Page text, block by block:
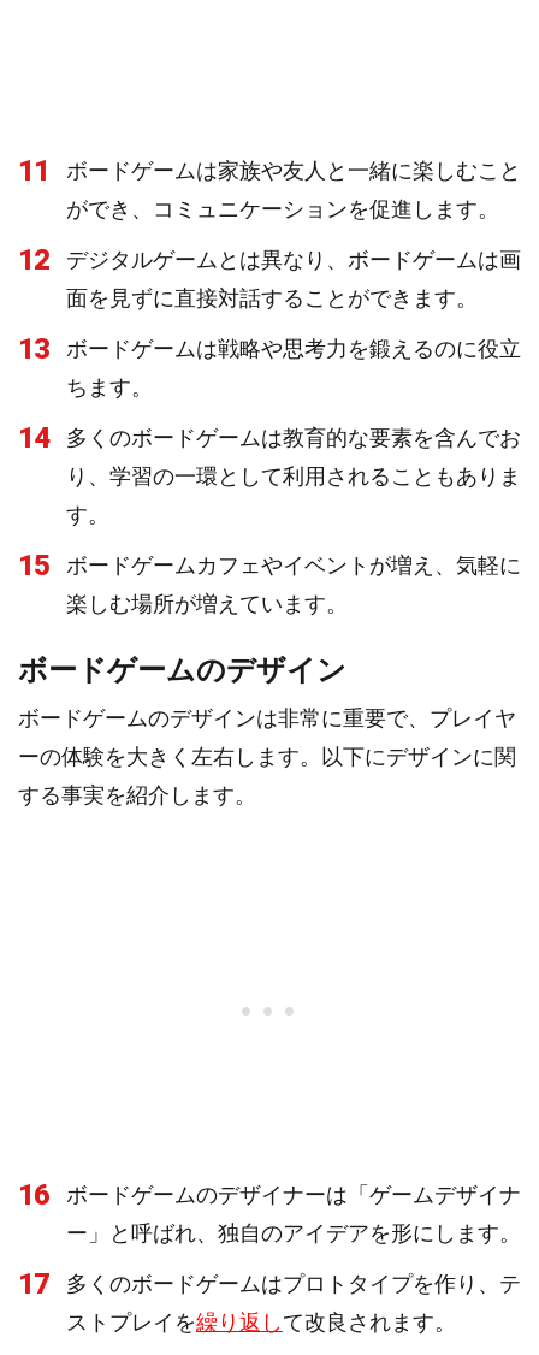
11
ボードゲームは家族や友人と一緒に楽しむこと
ができ、コミュニケーションを促進します。
12
デジタルゲームとは異なり、ボードゲームは画
面を見ずに直接対話することができます。
13
ボードゲームは戦略や思考力を鍛えるのに役立
ちます。
14
多くのボードゲームは教育的な要素を含んでお
り、学習の一環として利用されることもありま
す。
15
ボードゲームカフェやイベントが増え、気軽に
楽しむ場所が増えています。
ボードゲームのデザイン
ボードゲームのデザインは非常に重要で、プレイヤ
ーの体験を大きく左右します。以下にデザインに関
する事実を紹介します。
16
ボードゲームのデザイナーは「ゲームデザイナ
ー」と呼ばれ、独自のアイデアを形にします。
17
多くのボードゲームはプロトタイプを作り、テ
ストプレイを繰り返して改良されます。